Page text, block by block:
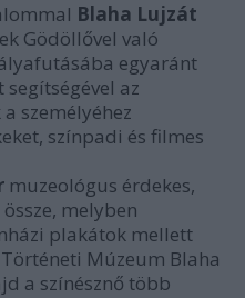
Blaha Lujzát
Gödöllővel való
egyaránt
az
személyéhez
színpadi és filmes
muzeológus érdekes,
melyben
plakátok mellett
Múzeum Blaha
a színésznő több